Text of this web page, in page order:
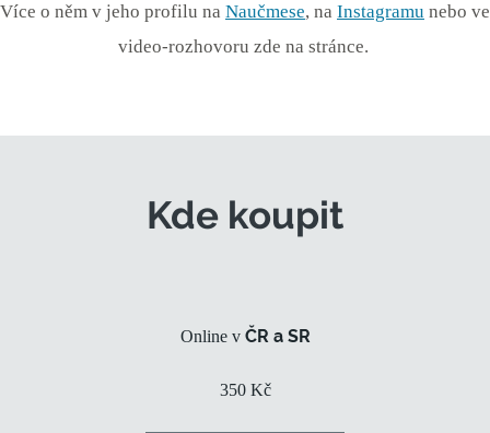
Více o něm v jeho profilu na Naučmese, na Instagramu nebo ve
video-rozhovoru zde na stránce.
Kde koupit
Online v ČR a SR
350 Kč